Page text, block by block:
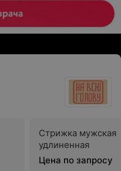
Стрижка мужская
удлиненная
Цена по запросу